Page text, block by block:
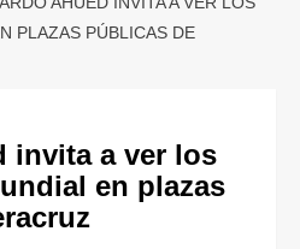
PLAZAS PÚBLICAS DE
invita a ver los
en plazas